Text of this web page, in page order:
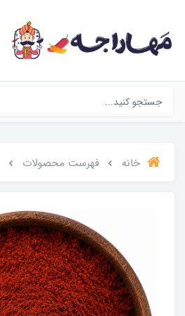
خانه فهرست محصولات